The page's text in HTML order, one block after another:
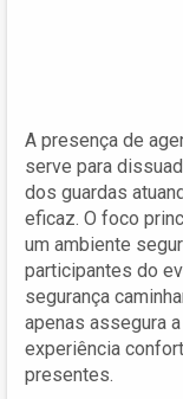
A presença de
serve para
dos guardas
eficaz. O foco
um ambiente
participantes do
segurança
apenas assegura
experiência
presentes.